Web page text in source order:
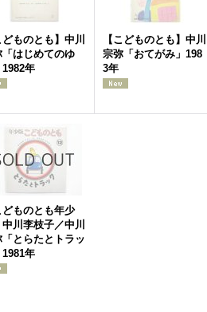
どものとも】中川
「はじめてのゆ
1982年
【こどものとも】中川
宗弥「おてがみ」198
3年
どものとも年少
川李枝子／中川
「とらたとトラッ
1981年